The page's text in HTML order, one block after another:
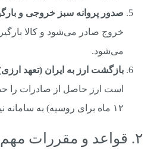
صدور پروانه سبز خروجی و
خروج صادر می‌شود و کالا
می‌شود.
بازگشت ارز به ایران (تعهد
۱۲ ماه برای روسیه) به سامانه نیما برگرداند.
۲. قواعد و مقررات مهم صادراتی ایران